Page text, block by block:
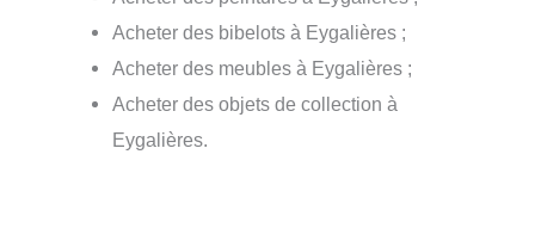
Acheter des bibelots à Eygalières ;
Acheter des meubles à Eygalières ;
Acheter des objets de collection à
Eygalières.